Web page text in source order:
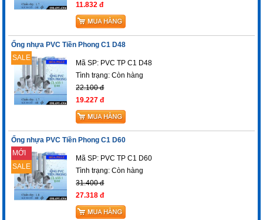
11.832 đ
Ống nhựa PVC Tiền Phong C1 D48
SALE
Mã SP: PVC TP C1 D48
Tình trạng:Còn hàng
22.100 đ
19.227 đ
Ống nhựa PVC Tiền Phong C1 D60
MỚI
SALE
Mã SP: PVC TP C1 D60
Tình trạng:Còn hàng
31.400 đ
27.318 đ